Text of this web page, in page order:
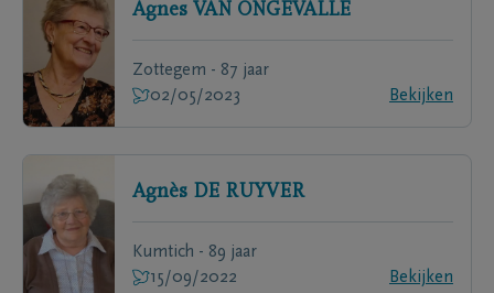
Agnes VAN ONGEVALLE
Zottegem - 87 jaar
02/05/2023
Bekijken
Agnès DE RUYVER
Kumtich - 89 jaar
15/09/2022
Bekijken